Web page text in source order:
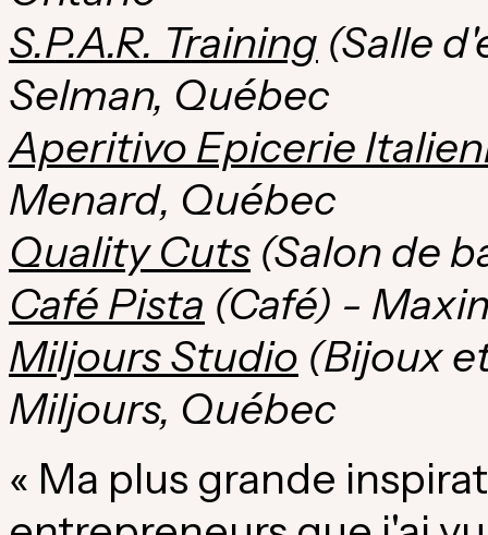
S.P.A.R. Training (Salle
Selman, Québec
Aperitivo Epicerie
Menard, Québec
Quality Cuts (Salon de
Café Pista (Café) -
Miljours Studio (Bijoux
Miljours, Québec
« Ma plus grande